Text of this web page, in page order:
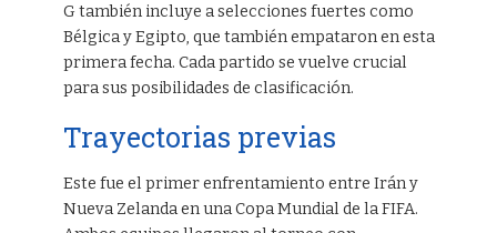
G también incluye a selecciones fuertes como
Bélgica y Egipto, que también empataron en esta
primera fecha. Cada partido se vuelve crucial
para sus posibilidades de clasificación.
Trayectorias previas
Este fue el primer enfrentamiento entre Irán y
Nueva Zelanda en una Copa Mundial de la FIFA.